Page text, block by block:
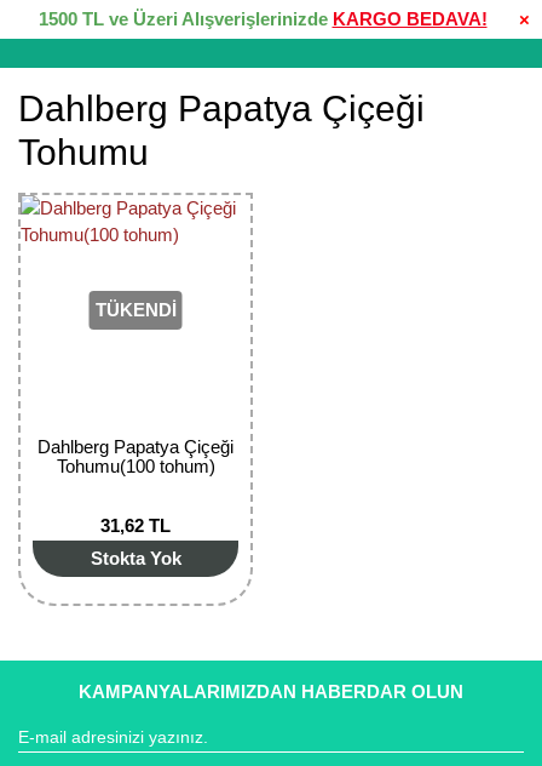
×
1500 TL ve Üzeri Alışverişlerinizde KARGO BEDAVA!
Dahlberg Papatya Çiçeği
Tohumu
TÜKENDİ
Dahlberg Papatya Çiçeği
Tohumu(100 tohum)
31,62 TL
Stokta Yok
KAMPANYALARIMIZDAN HABERDAR OLUN